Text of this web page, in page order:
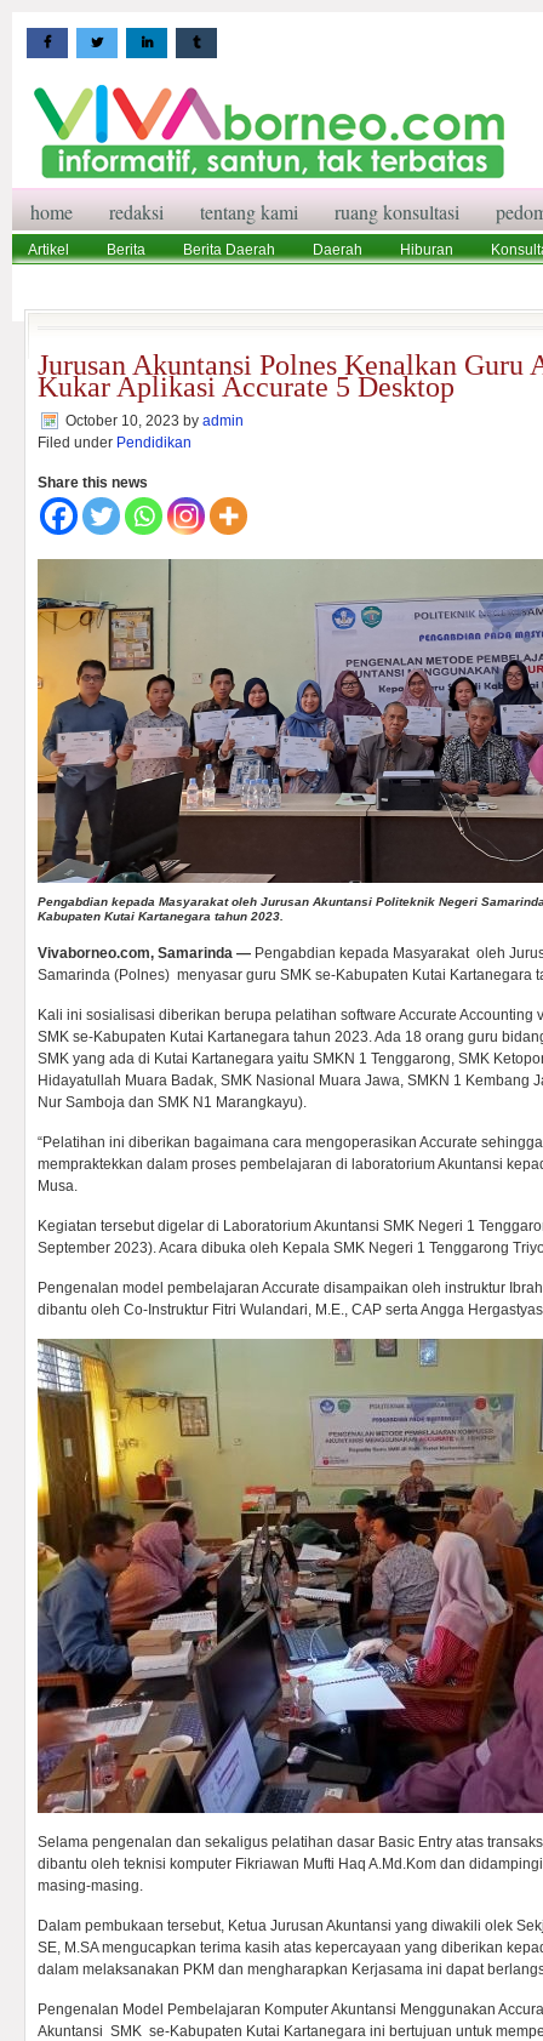
home redaksi tentang kami ruang konsultasi
Artikel Berita Berita Daerah Daerah Hiburan
Jurusan Akuntansi Polnes Kenalkan Guru
Kukar Aplikasi Accurate 5 Desktop
October 10, 2023 by admin
Filed under Pendidikan
Share this news
Pengabdian kepada Masyarakat oleh Jurusan Akuntansi Politeknik Negeri
Kabupaten Kutai Kartanegara tahun 2023.
Vivaborneo.com, Samarinda — Pengabdian kepada Masyarakat oleh
Samarinda (Polnes) menyasar guru SMK se-Kabupaten Kutai Kartanegara
Kali ini sosialisasi diberikan berupa pelatihan software Accurate Accounting
SMK se-Kabupaten Kutai Kartanegara tahun 2023. Ada 18 orang guru
SMK yang ada di Kutai Kartanegara yaitu SMKN 1 Tenggarong, SMK
Hidayatullah Muara Badak, SMK Nasional Muara Jawa, SMKN 1 Kembang
Nur Samboja dan SMK N1 Marangkayu).
“Pelatihan ini diberikan bagaimana cara mengoperasikan Accurate
mempraktekkan dalam proses pembelajaran di laboratorium Akuntansi
Musa.
Kegiatan tersebut digelar di Laboratorium Akuntansi SMK Negeri 1
September 2023). Acara dibuka oleh Kepala SMK Negeri 1 Tenggarong
Pengenalan model pembelajaran Accurate disampaikan oleh instruktur
dibantu oleh Co-Instruktur Fitri Wulandari, M.E., CAP serta Angga
Selama pengenalan dan sekaligus pelatihan dasar Basic Entry atas
dibantu oleh teknisi komputer Fikriawan Mufti Haq A.Md.Kom dan
masing-masing.
Dalam pembukaan tersebut, Ketua Jurusan Akuntansi yang diwakili olek
SE, M.SA mengucapkan terima kasih atas kepercayaan yang diberikan
dalam melaksanakan PKM dan mengharapkan Kerjasama ini dapat
Pengenalan Model Pembelajaran Komputer Akuntansi Menggunakan
Akuntansi SMK se-Kabupaten Kutai Kartanegara ini bertujuan untuk